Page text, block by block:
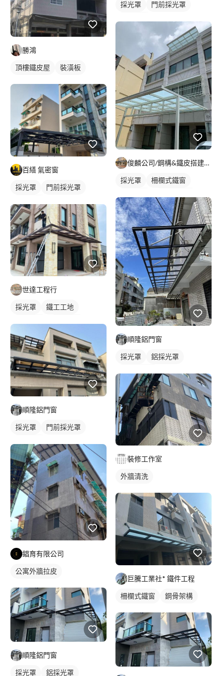
勝鴻
頂樓鐵皮屋 裝潢板
百繕 氣密窗
採光罩
門前採光罩
世達工程行
採光罩
鐵工工地
門前採光罩
順隆鋁門窗
採光罩
門前採光罩
錩育有限公司
公寓外牆拉皮
順隆鋁門窗
採光罩 鋁採光罩
採光罩
門前採光罩
俊麟公司/鋼構&鐵皮搭建&採光罩
採光罩
柵欄式鐵窗
順隆鋁門窗
採光罩
鋁採光罩
裝修工作室
外牆清洗
巨騰工業社* 鐵件工程
柵欄式鐵窗 鋼骨架構